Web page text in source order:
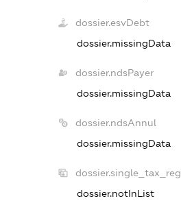
dossier.esvDebt
dossier.missingData
dossier.ndsPayer
dossier.missingData
dossier.ndsAnnul
dossier.missingData
dossier.single_tax_reg
dossier.notInList